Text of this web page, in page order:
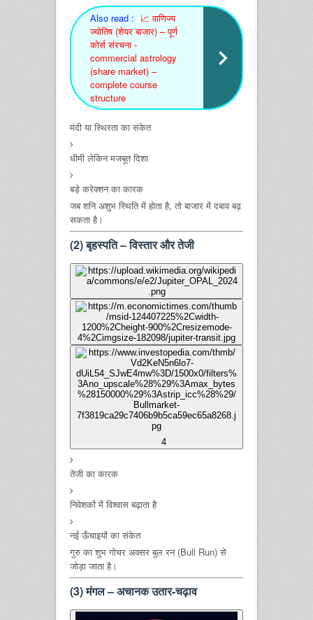
Also read : 📈 वाणिज्य
ज्योतिष (शेयर बाजार) – पूर्ण
कोर्स संरचना -
commercial astrology
(share market) –
complete course
structure
मंदी या स्थिरता का संकेत
धीमी लेकिन मजबूत दिशा
बड़े करेक्शन का कारक
जब शनि अशुभ स्थिति में होता है, तो बाजार में दबाव बढ़
सकता है।
(2) बृहस्पति – विस्तार और तेजी
4
तेजी का कारक
निवेशकों में विश्वास बढ़ाता है
नई ऊँचाइयों का संकेत
गुरु का शुभ गोचर अक्सर बुल रन (Bull Run) से
जोड़ा जाता है।
(3) मंगल – अचानक उतार-चढ़ाव